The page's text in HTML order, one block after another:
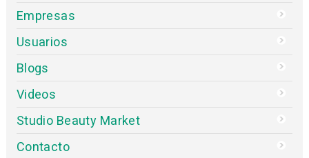
Empresas
Usuarios
Blogs
Videos
Studio Beauty Market
Contacto